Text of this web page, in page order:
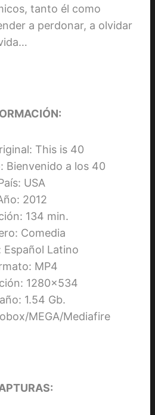
tanto él como
a perdonar, a olvidar
This is 40
Bienvenido a los 40
USA
2012
134 min.
Comedia
Español Latino
MP4
1280×534
1.54 Gb.
MEGA/Mediafire